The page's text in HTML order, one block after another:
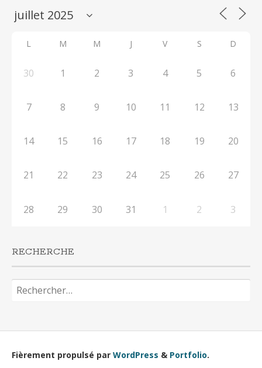
L M M J V S D
30 1 2 3 4 5 6
7 8 9 10 11 12 13
14 15 16 17 18 19 20
21 22 23 24 25 26 27
28 29 30 31 1 2 3
RECHERCHE
Rechercher :
Fièrement propulsé par WordPress & Portfolio.